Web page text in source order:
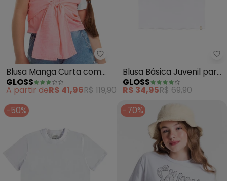
Gloss - Blusa Manga Curta
Blusa Manga Curta com
Amarração (Branco)
GLOSS
A partir deR$ 41,96R$ 119,90
Blusa Básica Juvenil para
Menina (Branco)
GLOSS
R$ 34,95R$ 69,90
-50%
-70%